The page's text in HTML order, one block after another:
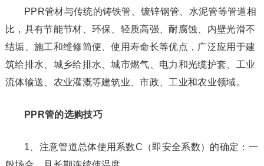
PPR管材与传统的铸铁管、镀锌钢管、水泥管等管道相
比，具有节能节材、环保、轻质高强、耐腐蚀、内壁光滑不
结垢、施工和维修简便、使用寿命长等优点，广泛应用于建
筑给排水、城乡给排水、城市燃气、电力和光缆护套、工业
流体输送、农业灌溉等建筑业、市政、工业和农业领域。
PPR管的选购技巧
1、注意管道总体使用系数C（即安全系数）的确定：一